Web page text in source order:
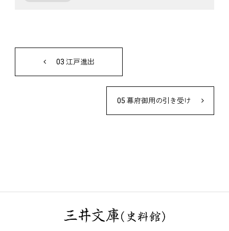
03 江戸進出
05 幕府御用の引き受け